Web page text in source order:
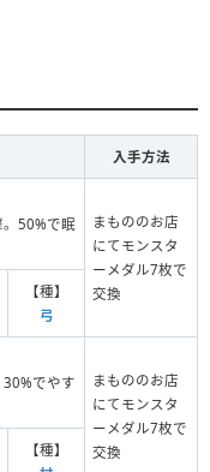
入手方法
50%で眠
まもののお店
にてモンスタ
ーメダル7枚で
交換
【種】
弓
でやす
まもののお店
にてモンスタ
ーメダル7枚で
交換
【種】